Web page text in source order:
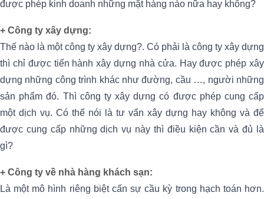
được phép kinh doanh những mặt hàng nào nữa hay không?
+ Công ty xây dựng:
Thế nào là một công ty xây dựng?. Có phải là công ty xây dựng
thì chỉ được tiến hành xây dựng nhà cửa. Hay được phép xây
dựng những công trình khác như đường, cầu …, người những
sản phẩm đó. Thì công ty xây dựng có được phép cung cấp
một dịch vụ. Có thể nói là tư vấn xây dựng hay không và để
được cung cấp những dịch vụ này thì điều kiện cần và đủ là
gì?
+ Công ty về nhà hàng khách sạn:
Là một mô hình riêng biệt cấn sự cầu kỳ trong hạch toán hơn.